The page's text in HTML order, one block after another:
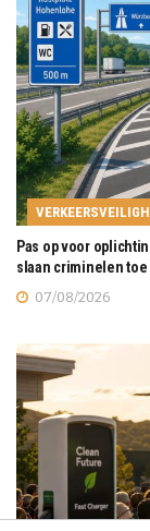
Pas op voor
slaan criminelen toe
07/08/2026